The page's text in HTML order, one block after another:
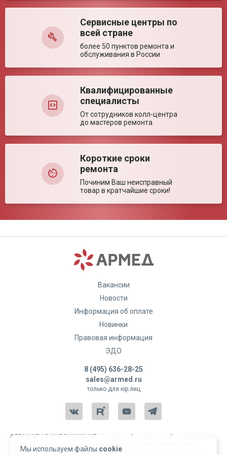
температуры
Время выхода на
рабочий режим
1 мин
настройка. Отображение заданных настроек на
большом экране.
Оставить отзыв
Сервисные центры по
всей стране
более 50 пунктов ремонта и
обслуживания в России
Квалифицированные
специалисты
От сотрудников колл-центра
до мастеров ремонта
Короткие сроки
ремонта
Починим Ваш неисправный
товар в кратчайшие сроки!
Мы используем файлы cookie
Вакансии
Новости
Информация об оплате
Новинки
Правовая информация
ЭДО
8 (495) 636-28-25
sales@armed.ru
только для юр.лиц
ОБРАЩАЕМ ВАШЕ ВНИМАНИЕ, что данный интернет-сайт и материалы,
характер и ни при каких условиях не являются публичной офертой,